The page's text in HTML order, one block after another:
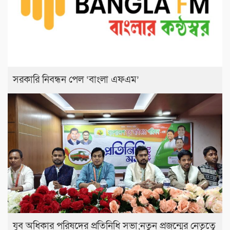
সরকারি নিবন্ধন পেল ‘বাংলা এফএম’
যুব অধিকার পরিষদের প্রতিনিধি সভা;নতুন প্রজন্মের নেতৃত্বে